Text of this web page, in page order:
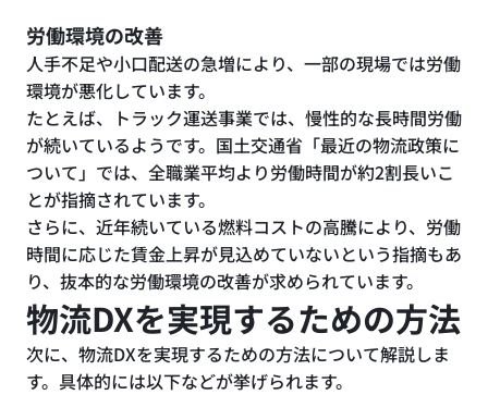
労働環境の改善
人手不足や小口配送の急増により、一部の現場では労働
環境が悪化しています。
たとえば、トラック運送事業では、慢性的な長時間労働
が続いているようです。国土交通省「最近の物流政策に
ついて」では、全職業平均より労働時間が約2割長いこ
とが指摘されています。
さらに、近年続いている燃料コストの高騰により、労働
時間に応じた賃金上昇が見込めていないという指摘もあ
り、抜本的な労働環境の改善が求められています。
物流DXを実現するための方法
次に、物流DXを実現するための方法について解説しま
す。具体的には以下などが挙げられます。